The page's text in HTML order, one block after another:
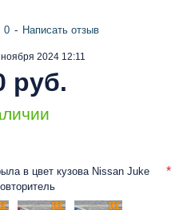
2024 12:11
0 - Написать отзыв
руб.
в цвет кузова Nissan Juke